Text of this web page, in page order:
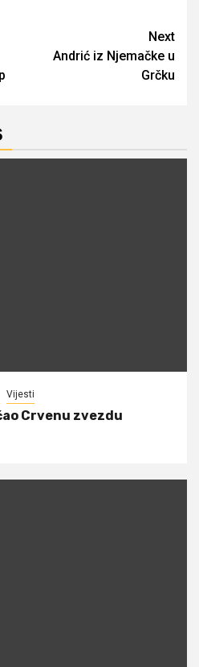
Next
Andrić iz Njemačke u
Grčku
Vijesti
Crvenu zvezdu